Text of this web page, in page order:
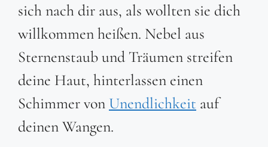
sich nach dir aus, als wollten sie dich
willkommen heißen. Nebel aus
Sternenstaub und Träumen streifen
deine Haut, hinterlassen einen
Schimmer von Unendlichkeit auf
deinen Wangen.